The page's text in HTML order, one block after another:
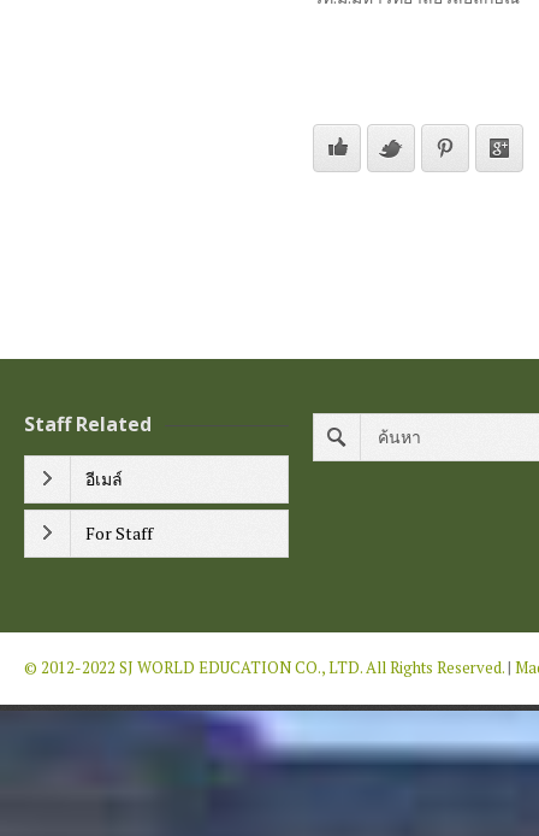
Staff Related
อีเมล์
For Staff
© 2012-2022 SJ WORLD EDUCATION CO., LTD. All Rights Reserved.|